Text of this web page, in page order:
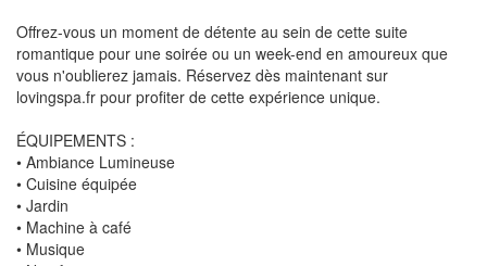
Offrez-vous un moment de détente au sein de cette suite
romantique pour une soirée ou un week-end en amoureux que
vous n'oublierez jamais. Réservez dès maintenant sur
lovingspa.fr pour profiter de cette expérience unique.
ÉQUIPEMENTS :
• Ambiance Lumineuse
• Cuisine équipée
• Jardin
• Machine à café
• Musique